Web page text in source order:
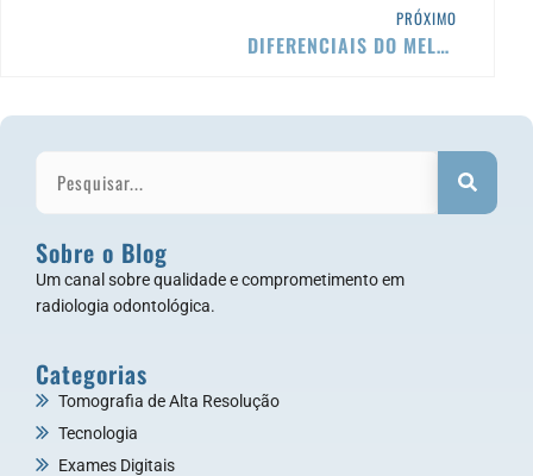
PRÓXIMO
DIFERENCIAIS DO MELHOR TOMÓGRAFO DO MUNDO
Sobre o Blog
Um canal sobre qualidade e comprometimento em
radiologia odontológica.
Categorias
Tomografia de Alta Resolução
Tecnologia
Exames Digitais